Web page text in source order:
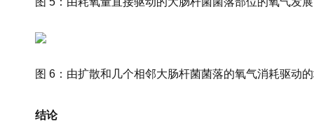
图 6：由扩散和几个相邻大肠杆菌菌落的氧气消耗驱动
结论